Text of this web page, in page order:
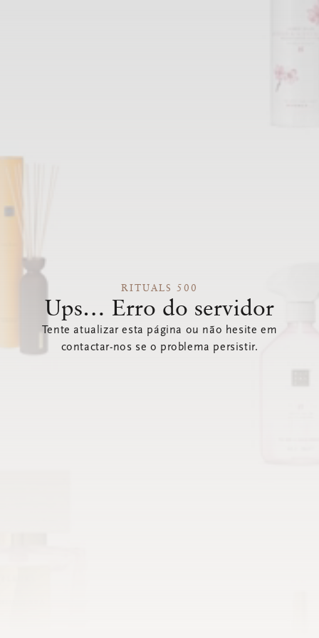
RITUALS 500
Ups… Erro do servidor
Tente atualizar esta página ou não hesite em
contactar-nos se o problema persistir.